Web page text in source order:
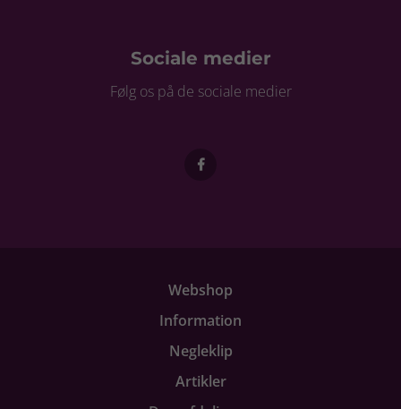
Sociale medier
Følg os på de sociale medier
Webshop
Information
Negleklip
Artikler